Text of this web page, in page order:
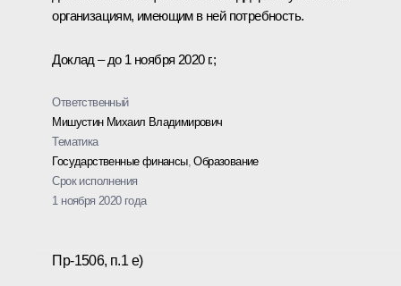
организациям, имеющим в ней потребность.
Доклад – до 1 ноября 2020 г.;
Ответственный
Мишустин Михаил Владимирович
Тематика
Государственные финансы,Образование
Срок исполнения
1 ноября 2020 года
Пр-1506, п.1 е)